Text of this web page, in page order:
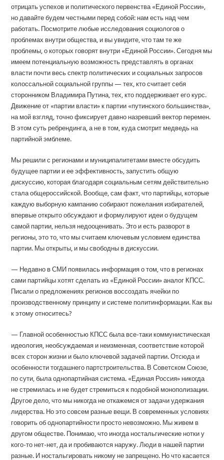
отрицать успехов и политического первенства «Единой России»,
но давайте будем честными перед собой: нам есть над чем
работать. Посмотрите любые исследования социологов о
проблемах внутри общества, и вы увидите, что там те же
проблемы, о которых говорят внутри «Единой России». Сегодня мы
имеем потенциальную возможность представлять в органах
власти почти весь спектр политических и социальных запросов
колоссальной социальной группы — тех, кто считает себя
сторонником Владимира Путина, тех, кто поддерживает его курс.
Движение от «партии власти» к партии «путинского большинства»,
на мой взгляд, точно фиксирует давно назревший вектор перемен.
В этом суть ребрендинга, а не в том, куда смотрит медведь на
партийной эмблеме.
Мы решили с регионами и муниципалитетами вместе обсудить
будущее партии и ее эффективность, запустить общую
дискуссию, которая благодаря социальным сетям действительно
стала общероссийской. Вообще, сам факт, что партийцы, которые
каждую выборную кампанию собирают пожелания избирателей,
впервые открыто обсуждают и формулируют идеи о будущем
самой партии, нельзя недооценивать. Это и есть разворот в
регионы, это то, что мы считаем ключевым условием единства
партии. Мы открыты, и мы свободны в дискуссии.
— Недавно в СМИ появилась информация о том, что в регионах
сами партийцы хотят сделать из «Единой России» аналог КПСС.
Писали о предложениях регионов воссоздать ячейки по
производственному принципу и системе политинформации. Как вы
к этому относитесь?
— Главной особенностью КПСС была все-таки коммунистическая
идеология, необсуждаемая и неизменная, соответствие которой
всех сторон жизни и было ключевой задачей партии. Отсюда и
особенности тогдашнего партстроительства. В Советском Союзе,
по сути, была однопартийная система. «Единая Россия» никогда
не стремилась и не будет стремиться к подобной монополизации.
Другое дело, что мы никогда не откажемся от задачи удержания
лидерства. Но это совсем разные вещи. В современных условиях
говорить об однопартийности просто невозможно. Мы живем в
другом обществе. Понимаю, что иногда ностальгические нотки у
кого-то нет-нет, да и пробиваются наружу. Люди в нашей партии
разные. И ностальгировать никому не запрещено. Но что касается